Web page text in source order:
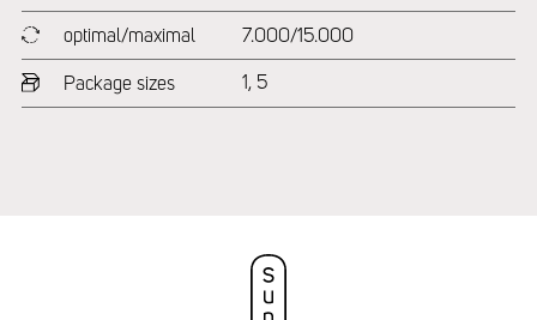
optimal/maximal 7.000/15.000
Package sizes 1, 5